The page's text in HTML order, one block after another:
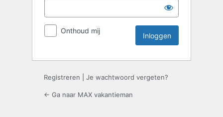
Onthoud mij
Registreren Je wachtwoord vergeten?
← Ga naar MAX vakantieman